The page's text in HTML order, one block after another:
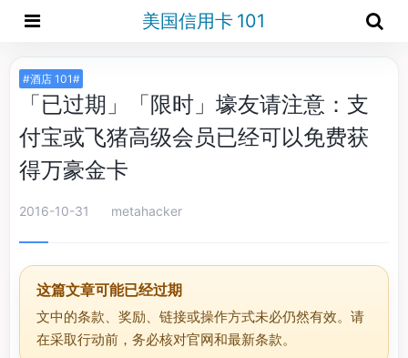
美国信用卡 101
#酒店 101#
「已过期」「限时」壕友请注意：支
付宝或飞猪高级会员已经可以免费获
得万豪金卡
2016-10-31 metahacker
这篇文章可能已经过期
文中的条款、奖励、链接或操作方式未必仍然有效。请
在采取行动前，务必核对官网和最新条款。